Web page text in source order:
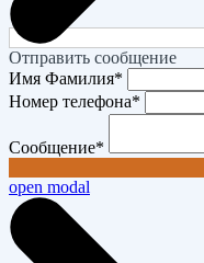
Отправить сообщение
Имя Фамилия*
Номер телефона*
Сообщение*
open modal